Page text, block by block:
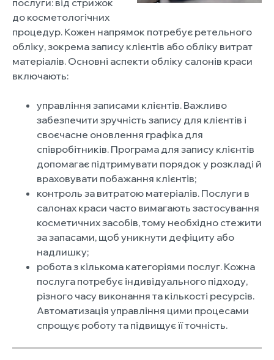
послуги: від стрижок
до косметологічних
процедур. Кожен напрямок потребує ретельного
обліку, зокрема запису клієнтів або обліку витрат
матеріалів. Основні аспекти обліку салонів краси
включають:
управління записами клієнтів. Важливо
забезпечити зручність запису для клієнтів і
своєчасне оновлення графіка для
співробітників. Програма для запису клієнтів
допомагає підтримувати порядок у розкладі й
враховувати побажання клієнтів;
контроль за витратою матеріалів. Послуги в
салонах краси часто вимагають застосування
косметичних засобів, тому необхідно стежити
за запасами, щоб уникнути дефіциту або
надлишку;
робота з кількома категоріями послуг. Кожна
послуга потребує індивідуального підходу,
різного часу виконання та кількості ресурсів.
Автоматизація управління цими процесами
спрощує роботу та підвищує її точність.